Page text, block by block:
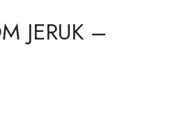
JERUK –